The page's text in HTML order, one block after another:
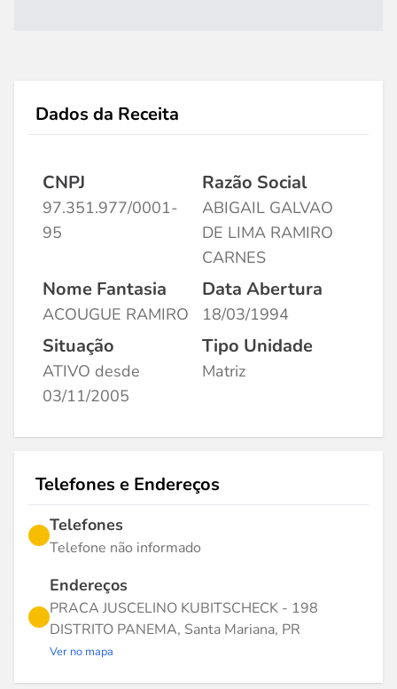
Dados da Receita
CNPJ
97.351.977/0001-
95
Razão Social
ABIGAIL GALVAO
DE LIMA RAMIRO
CARNES
Nome Fantasia
ACOUGUE RAMIRO
Data Abertura
18/03/1994
Situação
ATIVO desde
03/11/2005
Tipo Unidade
Matriz
Telefones e Endereços
Telefones
Telefone não informado
Endereços
PRACA JUSCELINO KUBITSCHECK - 198
DISTRITO PANEMA, Santa Mariana, PR
Ver no mapa